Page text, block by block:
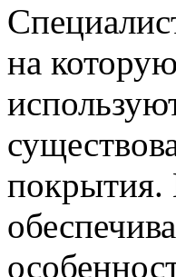
на
покрытия.